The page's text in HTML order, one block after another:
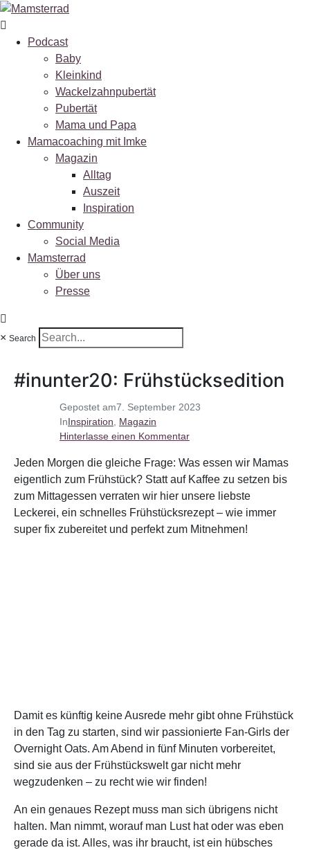
Podcast
Baby
Kleinkind
Wackelzahnpubertät
Pubertät
Mama und Papa
Mamacoaching mit Imke
Magazin
Alltag
Auszeit
Inspiration
Community
Social Media
Mamsterrad
Über uns
Presse
× Search
Gepostet am7. September 2023
InInspiration
Magazin
Hinterlasse einen Kommentar
#inunter20: Frühstücksedition
Jeden Morgen die gleiche Frage: Was essen wir Mamas
eigentlich zum Frühstück? Statt auf Kaffee zu setzen bis
zum Mittagessen verraten wir hier unsere liebste
Leckerei, ein schnelles Frühstücksrezept – wie immer
super fix zubereitet und perfekt zum Mitnehmen!
Damit es künftig keine Ausrede mehr gibt ohne Frühstück
in den Tag zu starten, sind wir passionierte Fan-Girls der
Overnight Oats. Am Abend in fünf Minuten vorbereitet,
sind sie aus der Frühstückswelt gar nicht mehr
wegzudenken – zu recht wie wir finden!
An ein genaues Rezept muss man sich übrigens nicht
halten. Man nimmt, worauf man Lust hat oder was eben
gerade da ist. Alles, was ihr braucht, ist ein hübsches